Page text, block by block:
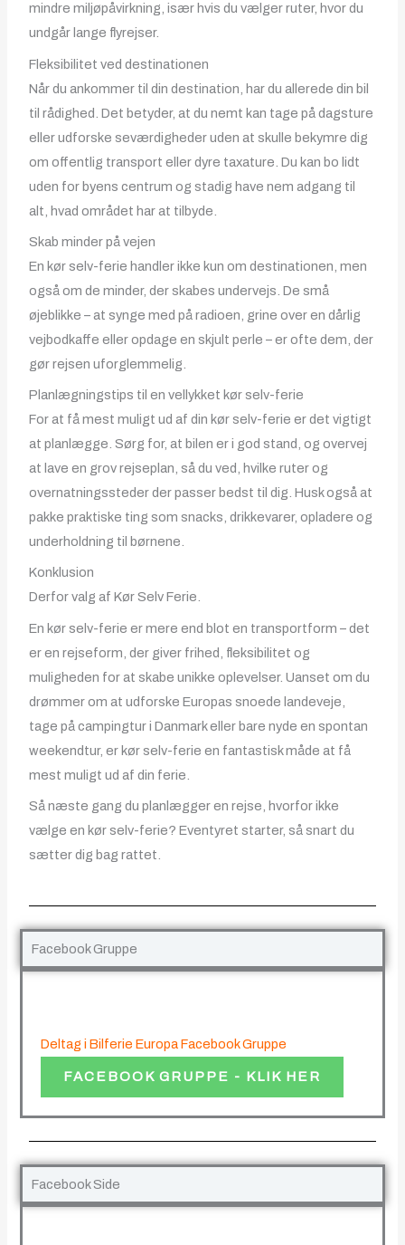
mindre miljøpåvirkning, især hvis du vælger ruter, hvor du
undgår lange flyrejser.
Fleksibilitet ved destinationen
Når du ankommer til din destination, har du allerede din bil
til rådighed. Det betyder, at du nemt kan tage på dagsture
eller udforske seværdigheder uden at skulle bekymre dig
om offentlig transport eller dyre taxature. Du kan bo lidt
uden for byens centrum og stadig have nem adgang til
alt, hvad området har at tilbyde.
Skab minder på vejen
En kør selv-ferie handler ikke kun om destinationen, men
også om de minder, der skabes undervejs. De små
øjeblikke – at synge med på radioen, grine over en dårlig
vejbodkaffe eller opdage en skjult perle – er ofte dem, der
gør rejsen uforglemmelig.
Planlægningstips til en vellykket kør selv-ferie
For at få mest muligt ud af din kør selv-ferie er det vigtigt
at planlægge. Sørg for, at bilen er i god stand, og overvej
at lave en grov rejseplan, så du ved, hvilke ruter og
overnatningssteder der passer bedst til dig. Husk også at
pakke praktiske ting som snacks, drikkevarer, opladere og
underholdning til børnene.
Konklusion
Derfor valg af Kør Selv Ferie.
En kør selv-ferie er mere end blot en transportform – det
er en rejseform, der giver frihed, fleksibilitet og
muligheden for at skabe unikke oplevelser. Uanset om du
drømmer om at udforske Europas snoede landeveje,
tage på campingtur i Danmark eller bare nyde en spontan
weekendtur, er kør selv-ferie en fantastisk måde at få
mest muligt ud af din ferie.
Så næste gang du planlægger en rejse, hvorfor ikke
vælge en kør selv-ferie? Eventyret starter, så snart du
sætter dig bag rattet.
Facebook Gruppe
Deltag i Bilferie Europa Facebook Gruppe
FACEBOOK GRUPPE - KLIK HER
Facebook Side